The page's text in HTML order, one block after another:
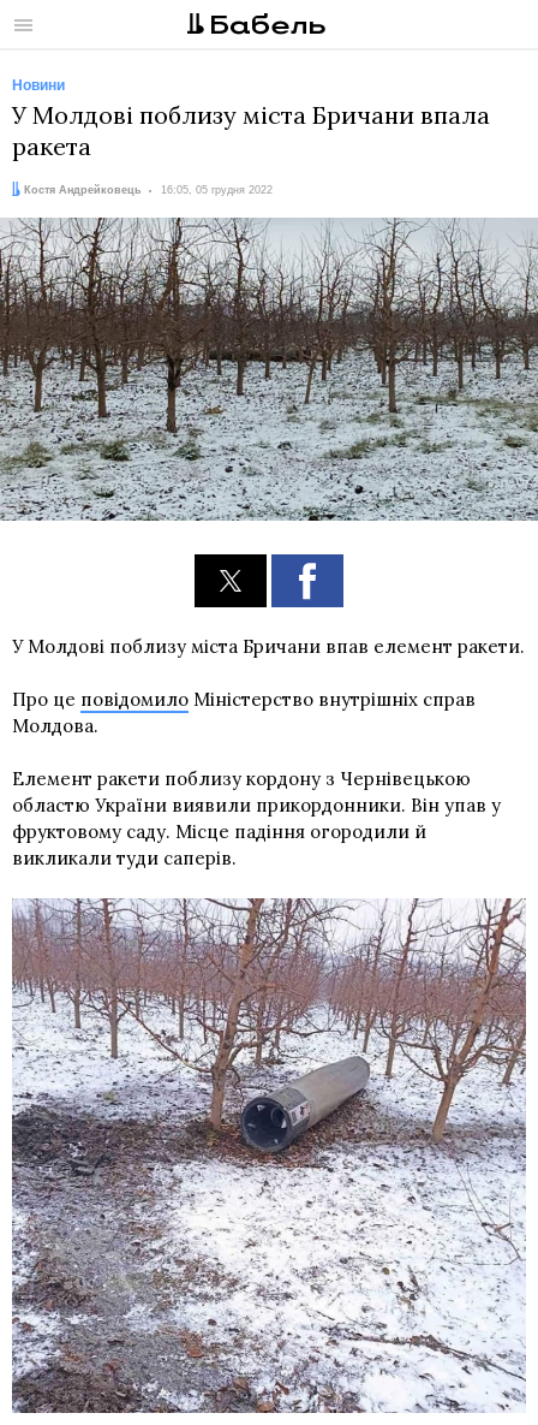
Меню
Новини
У Молдові поблизу міста Бричани впала
ракета
Автор:
Костя Андрейковець
Дата: 16:05, 05 грудня 2022
У Молдові поблизу міста Бричани впав елемент ракети.
Про це повідомило Міністерство внутрішніх справ
Молдова.
Елемент ракети поблизу кордону з Чернівецькою
областю України виявили прикордонники. Він упав у
фруктовому саду. Місце падіння огородили й
викликали туди саперів.